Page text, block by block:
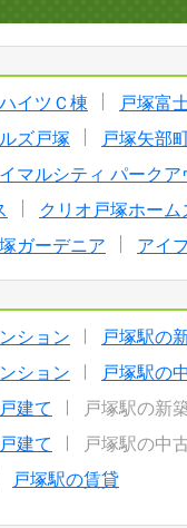
イツＣ棟 戸塚富
ズ戸塚 戸塚矢部
マルシティ パークア
クリオ戸塚ホーム
ガーデニア アイ
ション
戸塚駅の
ション
戸塚駅の
建て
戸塚駅の新
建て
戸塚駅の中
戸塚駅の賃貸